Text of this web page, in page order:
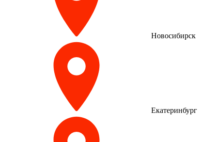
Новосибирск
Екатеринбург